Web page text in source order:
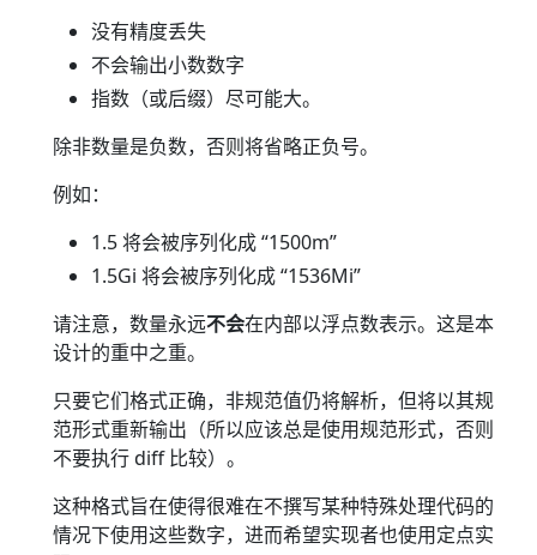
没有精度丢失
不会输出小数数字
指数（或后缀）尽可能大。
除非数量是负数，否则将省略正负号。
例如：
1.5 将会被序列化成 “1500m”
1.5Gi 将会被序列化成 “1536Mi”
请注意，数量永远不会在内部以浮点数表示。这是本
设计的重中之重。
只要它们格式正确，非规范值仍将解析，但将以其规
范形式重新输出（所以应该总是使用规范形式，否则
不要执行 diff 比较）。
这种格式旨在使得很难在不撰写某种特殊处理代码的
情况下使用这些数字，进而希望实现者也使用定点实